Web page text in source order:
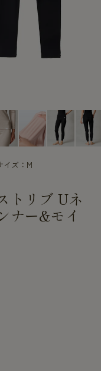
ズ：M
トリブ Uネ
ナー&モイ